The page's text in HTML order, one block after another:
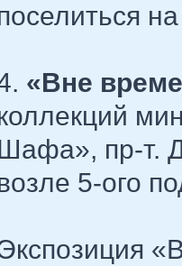
«Вне
пр-т.
5-ого